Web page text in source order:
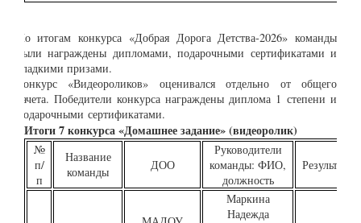
По итогам конкурса «Добрая Дорога Детства-2026» команды
были награждены дипломами, подарочными сертификатами и
сладкими призами.
Конкурс «Видеороликов» оценивался отдельно от общего
зачета. Победители конкурса награждены диплома 1 степени и
подарочными сертификатами.
Итоги7конкурса«Домашнее задание»(видеоролик)
№
п/
п
Название
команды
ДОО
Руководители
команды: ФИО,
должность
Результат
Маркина
Надежда